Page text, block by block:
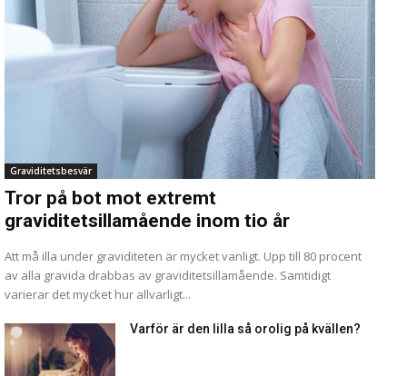
Graviditetsbesvär
Tror på bot mot extremt
graviditetsillamående inom tio år
Att må illa under graviditeten är mycket vanligt. Upp till 80 procent
av alla gravida drabbas av graviditetsillamående. Samtidigt
varierar det mycket hur allvarligt...
Varför är den lilla så orolig på kvällen?